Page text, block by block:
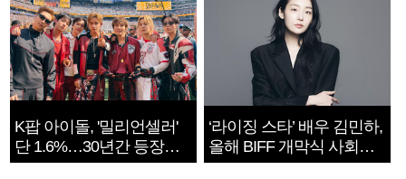
K팝 아이돌, '밀리언셀러'
단 1.6%…30년간 등장
1182개팀 전수조사
‘라이징 스타’ 배우 김민하,
올해 BIFF 개막식 사회자
확정